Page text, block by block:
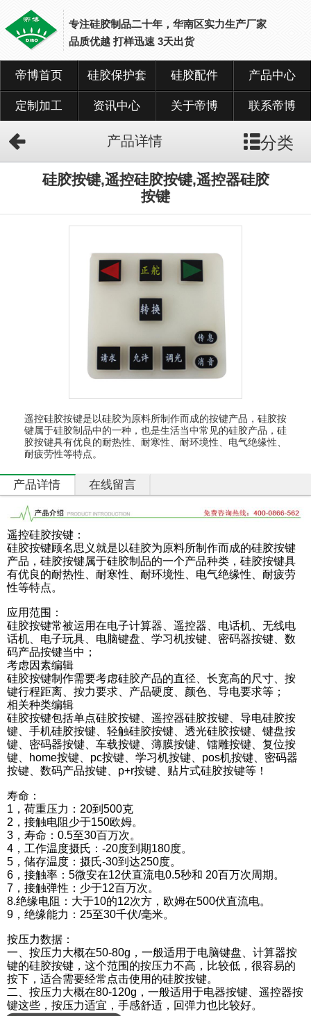
网
站
首
胶
用
品
品
中
心
定
制
加
工
资
讯
中
心
关
于
帝
博
资
讯
中
心
联
系
帝
博
专注硅胶制品二十年，华南区实力生产厂家
品质优越 打样迅速 3天出货
帝博首页 硅胶保护套 硅胶配件 产品中心
定制加工 资讯中心 关于帝博 联系帝博
产品详情 分类
硅胶按键,遥控硅胶按键,遥控器硅胶
按键
遥控硅胶按键是以硅胶为原料所制作而成的按键产品，硅胶按
键属于硅胶制品中的一种，也是生活当中常见的硅胶产品，硅
胶按键具有优良的耐热性、耐寒性、耐环境性、电气绝缘性、
耐疲劳性等特点。
产品详情 在线留言
遥控硅胶按键：
硅胶按键顾名思义就是以硅胶为原料所制作而成的硅胶按键
产品，硅胶按键属于硅胶制品的一个产品种类，硅胶按键具
有优良的耐热性、耐寒性、耐环境性、电气绝缘性、耐疲劳
性等特点。
应用范围：
硅胶按键常被运用在电子计算器、遥控器、电话机、无线电
话机、电子玩具、电脑键盘、学习机按键、密码器按键、数
码产品按键当中；
考虑因素编辑
硅胶按键制作需要考虑硅胶产品的直径、长宽高的尺寸、按
键行程距离、按力要求、产品硬度、颜色、导电要求等；
相关种类编辑
硅胶按键包括单点硅胶按键、遥控器硅胶按键、导电硅胶按
键、手机硅胶按键、轻触硅胶按键、透光硅胶按键、键盘按
键、密码器按键、车载按键、薄膜按键、镭雕按键、复位按
键、home按键、pc按键、学习机按键、pos机按键、密码器
按键、数码产品按键、p+r按键、贴片式硅胶按键等！
寿命：
1，荷重压力：20到500克
2，接触电阻少于150欧姆。
3，寿命：0.5至30百万次。
4，工作温度摄氏：-20度到期180度。
5，储存温度：摄氏-30到达250度。
6，接触率：5微安在12伏直流电0.5秒和 20百万次周期。
7，接触弹性：少于12百万次。
8.绝缘电阻：大于10的12次方，欧姆在500伏直流电。
9，绝缘能力：25至30千伏/毫米。
按压力数据：
一、按压力大概在50-80g，一般适用于电脑键盘、计算器按
键的硅胶按键，这个范围的按压力不高，比较低，很容易的
按下，适合需要经常点击使用的硅胶按键。
二、按压力大概在80-120g，一般适用于电器按键、遥控器按
键这些，按压力适宜，手感舒适，回弹力也比较好。